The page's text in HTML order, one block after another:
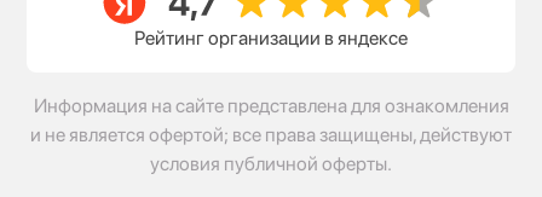
Рейтинг организации в яндексе
Информация на сайте представлена для ознакомления
и не является офертой; все права защищены, действуют
условия публичной оферты.